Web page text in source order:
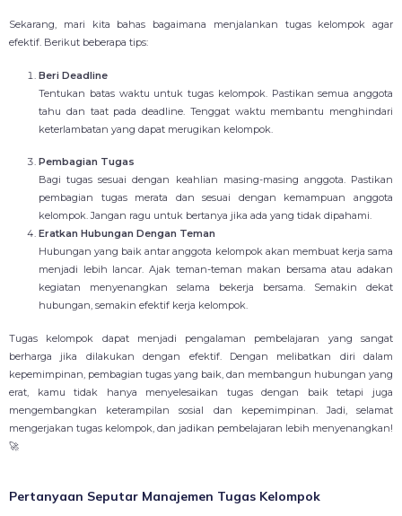
Sekarang, mari kita bahas bagaimana menjalankan tugas kelompok agar
efektif. Berikut beberapa tips:
Beri Deadline
Tentukan batas waktu untuk tugas kelompok. Pastikan semua anggota
tahu dan taat pada deadline. Tenggat waktu membantu menghindari
keterlambatan yang dapat merugikan kelompok.
Pembagian Tugas
Bagi tugas sesuai dengan keahlian masing-masing anggota. Pastikan
pembagian tugas merata dan sesuai dengan kemampuan anggota
kelompok. Jangan ragu untuk bertanya jika ada yang tidak dipahami.
Eratkan Hubungan Dengan Teman
Hubungan yang baik antar anggota kelompok akan membuat kerja sama
menjadi lebih lancar. Ajak teman-teman makan bersama atau adakan
kegiatan menyenangkan selama bekerja bersama. Semakin dekat
hubungan, semakin efektif kerja kelompok.
Tugas kelompok dapat menjadi pengalaman pembelajaran yang sangat
berharga jika dilakukan dengan efektif. Dengan melibatkan diri dalam
kepemimpinan, pembagian tugas yang baik, dan membangun hubungan yang
erat, kamu tidak hanya menyelesaikan tugas dengan baik tetapi juga
mengembangkan keterampilan sosial dan kepemimpinan. Jadi, selamat
mengerjakan tugas kelompok, dan jadikan pembelajaran lebih menyenangkan!
🚀
Pertanyaan Seputar Manajemen Tugas Kelompok